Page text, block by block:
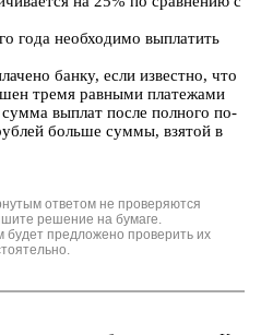
года не­об­хо­ди­мо вы­пла­тить
банку, если из­вест­но, что
тремя рав­ны­ми пла­те­жа­ми
вы­плат после пол­но­го по­
боль­ше суммы, взя­той в
ответом не проверяются
решение на бумаге.
предложено проверить их